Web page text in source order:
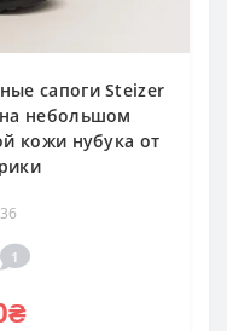
сапоги Steizer
на небольшом
кожи нубука от
1